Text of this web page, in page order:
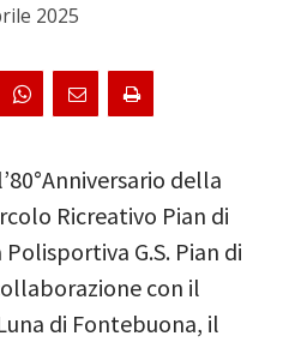
2025
della
Ricreativo Pian di
G.S. Pian di
con il
di Fontebuona, il